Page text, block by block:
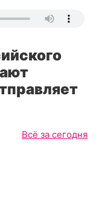
Всё за сегодня